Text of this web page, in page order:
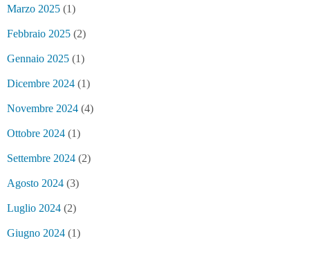
Marzo 2025 (1)
Febbraio 2025 (2)
Gennaio 2025 (1)
Dicembre 2024 (1)
Novembre 2024 (4)
Ottobre 2024 (1)
Settembre 2024 (2)
Agosto 2024 (3)
Luglio 2024 (2)
Giugno 2024 (1)